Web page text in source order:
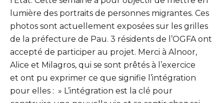
lumière des portraits de personnes migrantes. Ces
photos sont actuellement exposées sur les grilles
de la préfecture de Pau. 3 résidents de l’OGFA ont
accepté de participer au projet. Merci à Alnoor,
Alice et Milagros, qui se sont prêtés à l’exercice
et ont pu exprimer ce que signifie l’intégration
pour elles : » L’intégration est la clé pour